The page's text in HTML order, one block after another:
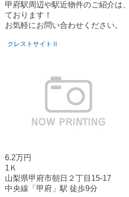
甲府駅周辺や駅近物件のご紹介は
ております！
お気軽にお問い合わせください。
クレストサイトⅡ
6.2万円
1Ｋ
山梨県甲府市朝日２丁目15-17
中央線「甲府」駅 徒歩9分